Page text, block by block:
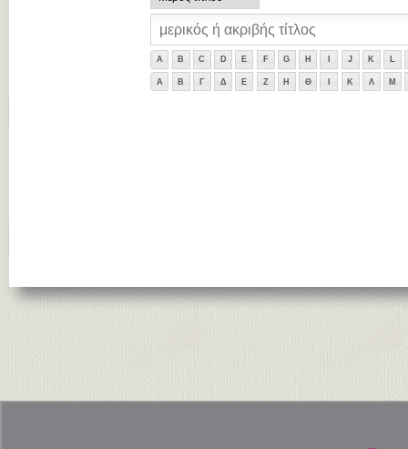
A B C D E F G H J K L
Α Β Γ Δ Ε Ζ Η Θ Κ Λ Μ